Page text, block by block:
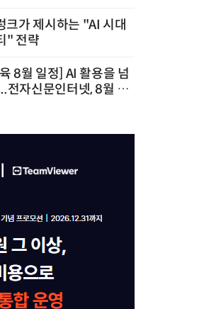
크가 제시하는 "AI 시대
" 전략
8월 일정] AI 활용을 넘
전자신문인터넷, 8월 실